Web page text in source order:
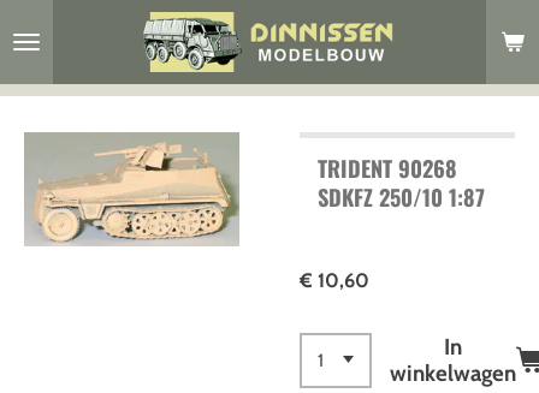
direct
naar
hoofdinhoud
TRIDENT 90268
SDKFZ 250/10 1:87
€ 10,60
In
winkelwagen